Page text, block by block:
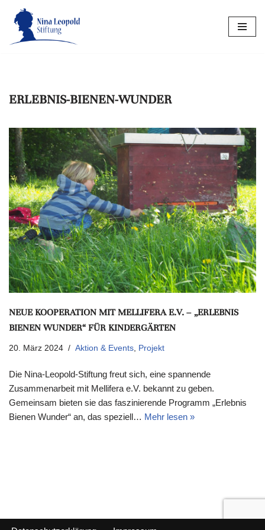
Zum
Inhalt
ERLEBNIS-BIENEN-WUNDER
NEUE KOOPERATION MIT MELLIFERA E.V. – „ERLEBNIS
BIENEN WUNDER“ FÜR KINDERGÄRTEN
20. März 2024 Aktion & Events Projekt
Die Nina-Leopold-Stiftung freut sich, eine spannende
Zusammenarbeit mit Mellifera e.V. bekannt zu geben.
Gemeinsam bieten sie das faszinierende Programm „Erlebnis
Bienen Wunder“ an, das speziell… Mehr lesen »